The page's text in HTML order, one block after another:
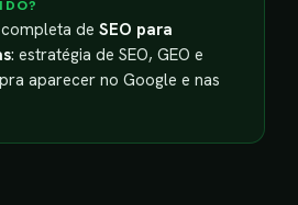
de SEO para
: estratégia de SEO, GEO e
aparecer no Google e nas